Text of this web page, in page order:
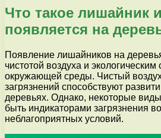
Что такое лишайник
появляется на
Появление лишайников на
чистотой воздуха и экологическим
окружающей среды. Чистый воздух
загрязнений способствуют
деревьях. Однако, некоторые
быть индикаторами загрязнения
неблагоприятных условий.